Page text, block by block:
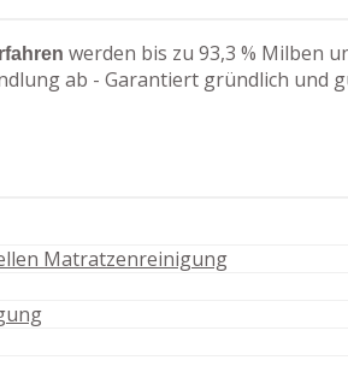
werden bis zu 93,3 % Milben
ab - Garantiert gründlich und
Matratzenreinigung